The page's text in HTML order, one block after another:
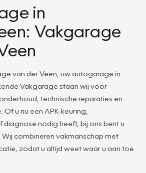
in
Vakgarage
van der Veen, uw autogarage in
Vakgarage staan wij voor
technische reparaties en
u nu een APK-keuring,
nodig heeft, bij ons bent u
Wij combineren vakmanschap met
zodat u altijd weet waar u aan toe